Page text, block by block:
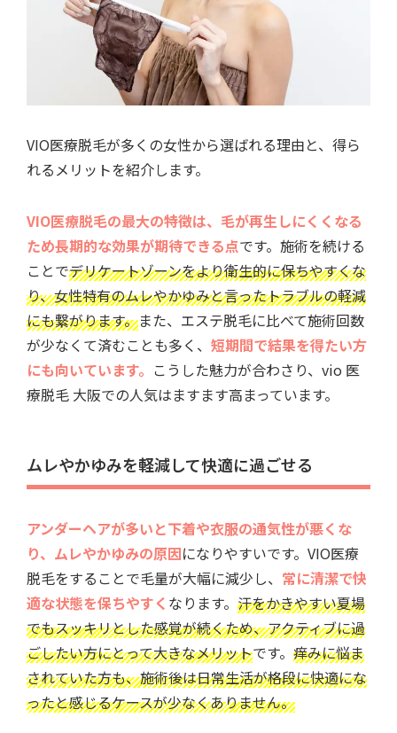
VIO医療脱毛が多くの女性から選ばれる理由と、得ら
れるメリットを紹介します。
VIO医療脱毛の最大の特徴は、毛が再生しにくくなる
ため長期的な効果が期待できる点です。施術を続ける
ことでデリケートゾーンをより衛生的に保ちやすくな
り、女性特有のムレやかゆみと言ったトラブルの軽減
にも繋がります。また、エステ脱毛に比べて施術回数
が少なくて済むことも多く、 短期間で結果を得たい方
にも向いています。 こうした魅力が合わさり、vio 医
療脱毛 大阪での人気はますます高まっています。
ムレやかゆみを軽減して快適に過ごせる
アンダーヘアが多いと下着や衣服の通気性が悪くな
り、ムレやかゆみの原因になりやすいです。VIO医療
脱毛をすることで毛量が大幅に減少し、 常に清潔で快
適な状態を保ちやすく なります。 汗をかきやすい夏場
でもスッキリとした感覚が続くため、アクティブに過
ごしたい方にとって大きなメリットです。 痒みに悩ま
されていた方も、施術後は日常生活が格段に快適にな
ったと感じるケースが少なくありません。